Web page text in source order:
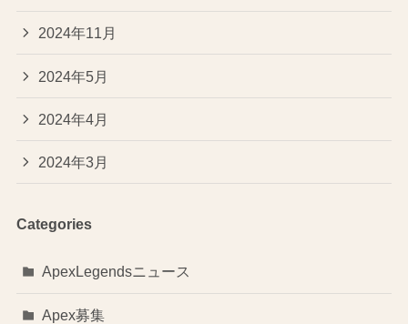
2024年11月
2024年5月
2024年4月
2024年3月
Categories
ApexLegendsニュース
Apex募集